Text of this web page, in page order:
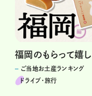
福岡のもらって嬉
ご当地お土産ランキング
ドライブ･旅行